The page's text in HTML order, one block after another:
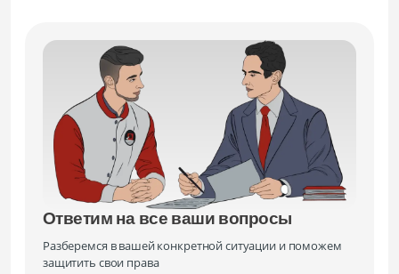
Ответим на все ваши вопросы
Разберемся в вашей конкретной ситуации и поможем
защитить свои права